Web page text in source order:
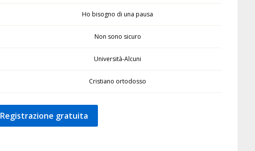
Ho bisogno di una pausa
Non sono sicuro
Università-Alcuni
Cristiano ortodosso
Registrazione gratuita